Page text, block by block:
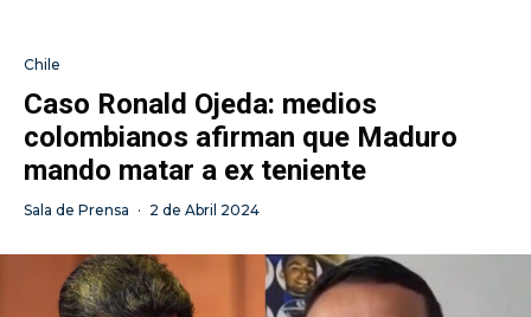
Chile
Caso Ronald Ojeda: medios
colombianos afirman que Maduro
mando matar a ex teniente
Sala de Prensa · 2 de Abril 2024